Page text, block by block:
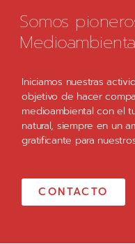
Somos
Iniciamos nuestras
objetivo de hacer
medioambiental con el
natural, siempre en un
gratificante para
CONTACTO